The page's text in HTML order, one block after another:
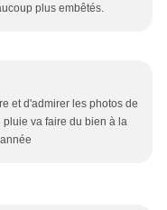
plus embêtés.
et d'admirer les photos de
va faire du bien à la